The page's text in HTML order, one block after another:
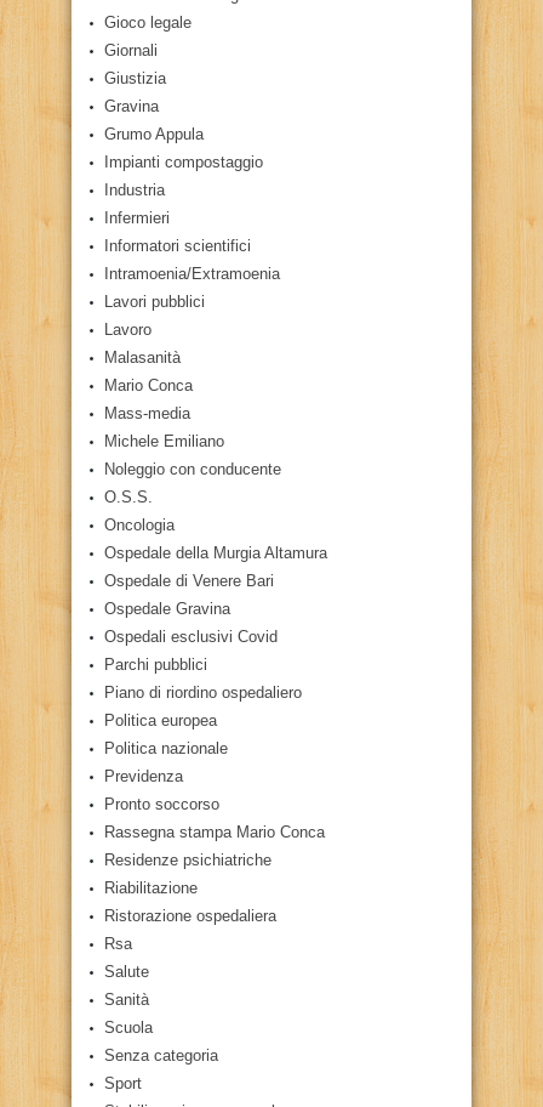
Gioco legale
Giornali
Giustizia
Gravina
Grumo Appula
Impianti compostaggio
Industria
Infermieri
Informatori scientifici
Intramoenia/Extramoenia
Lavori pubblici
Lavoro
Malasanità
Mario Conca
Mass-media
Michele Emiliano
Noleggio con conducente
O.S.S.
Oncologia
Ospedale della Murgia Altamura
Ospedale di Venere Bari
Ospedale Gravina
Ospedali esclusivi Covid
Parchi pubblici
Piano di riordino ospedaliero
Politica europea
Politica nazionale
Previdenza
Pronto soccorso
Rassegna stampa Mario Conca
Residenze psichiatriche
Riabilitazione
Ristorazione ospedaliera
Rsa
Salute
Sanità
Scuola
Senza categoria
Sport